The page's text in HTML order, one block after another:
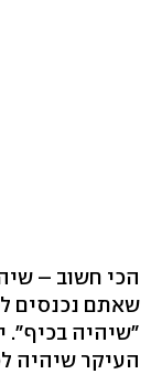
הכי חשוב –
שאתם נכנסים
"שיהיה בכיף".
העיקר שיהיה